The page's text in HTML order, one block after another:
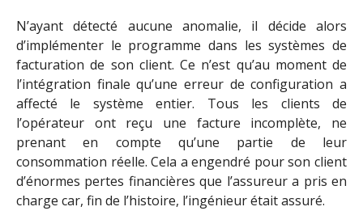
N’ayant détecté aucune anomalie, il décide alors
d’implémenter le programme dans les systèmes de
facturation de son client. Ce n’est qu’au moment de
l’intégration finale qu’une erreur de configuration a
affecté le système entier. Tous les clients de
l’opérateur ont reçu une facture incomplète, ne
prenant en compte qu’une partie de leur
consommation réelle. Cela a engendré pour son client
d’énormes pertes financières que l’assureur a pris en
charge car, fin de l’histoire, l’ingénieur était assuré.